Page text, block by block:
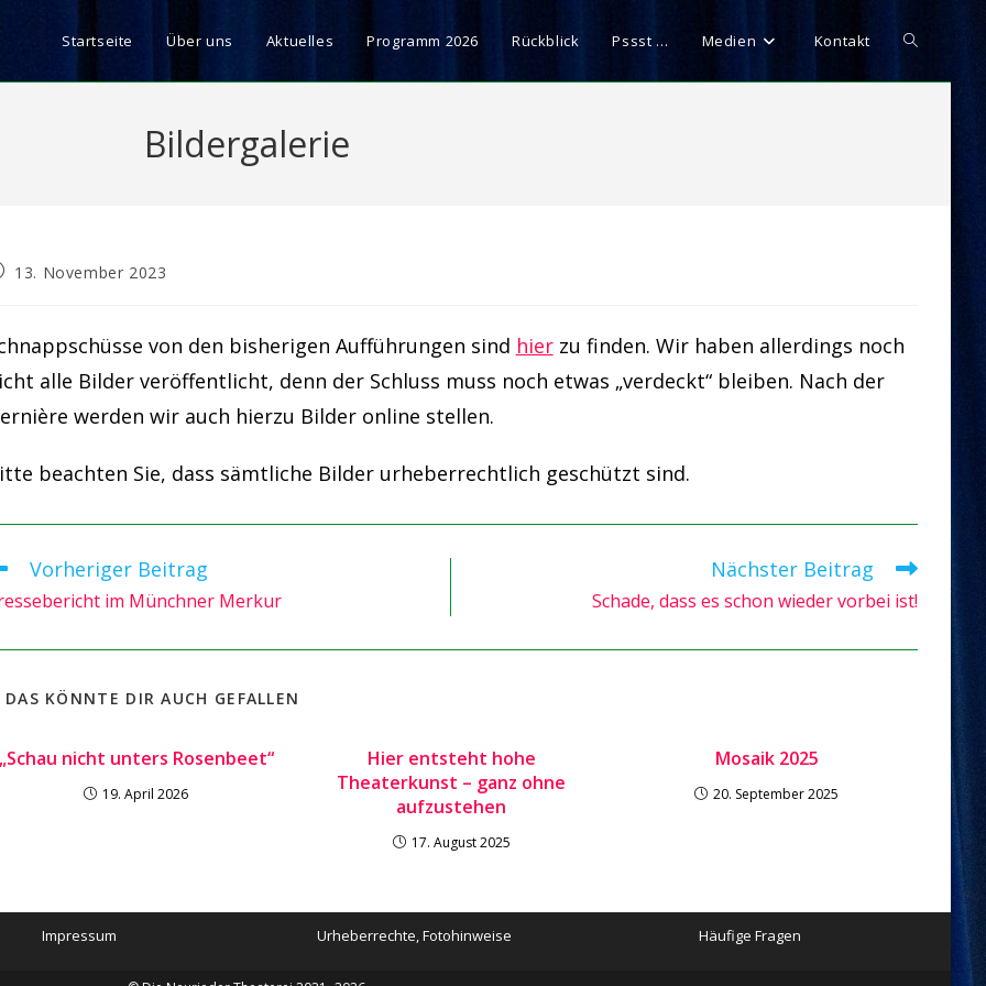
Startseite Über uns Aktuelles Programm 2026 Rückblick Pssst … Medien Kontakt Website-
Bildergalerie
13. November 2023
von den bisherigen Aufführungen sind hierzu finden. Wir haben allerdings noch
alle Bilder veröffentlicht, denn der Schluss muss noch etwas „verdeckt“ bleiben. Nach der
werden wir auch hierzu Bilder online stellen.
beachten Sie, dass sämtliche Bilder urheberrechtlich geschützt sind.
Vorheriger Beitrag
im Münchner Merkur
Nächster Beitrag
Schade, dass es schon wieder vorbei ist!
DAS KÖNNTE DIR AUCH GEFALLEN
„Schau nicht unters Rosenbeet“
19. April 2026
Hier entsteht hohe
Theaterkunst – ganz ohne
aufzustehen
17. August 2025
Mosaik 2025
20. September 2025
Impressum Urheberrechte, Fotohinweise Häufige Fragen